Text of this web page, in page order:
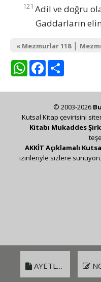
121 Adil ve doğru
Gaddarların
« Mezmurlar 118|
WhatsAppFacebook
AYETLER
© 2003-2026
Kutsal Kitap çevirisini
Kitabı Mukaddes
AKKİT Açıklamalı
izinleriyle sizlere